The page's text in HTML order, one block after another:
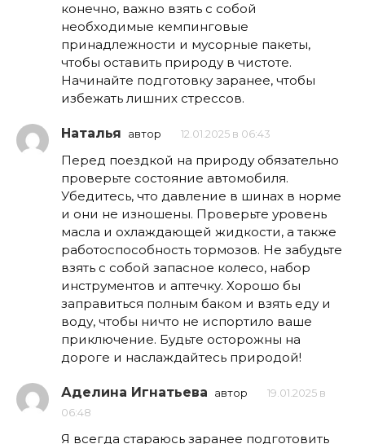
конечно, важно взять с собой
необходимые кемпинговые
принадлежности и мусорные пакеты,
чтобы оставить природу в чистоте.
Начинайте подготовку заранее, чтобы
избежать лишних стрессов.
Наталья автор 12.01.2025 в 06:43
Перед поездкой на природу обязательно
проверьте состояние автомобиля.
Убедитесь, что давление в шинах в норме
и они не изношены. Проверьте уровень
масла и охлаждающей жидкости, а также
работоспособность тормозов. Не забудьте
взять с собой запасное колесо, набор
инструментов и аптечку. Хорошо бы
заправиться полным баком и взять еду и
воду, чтобы ничто не испортило ваше
приключение. Будьте осторожны на
дороге и наслаждайтесь природой!
Аделина Игнатьева автор
19.01.2025 в
06:48
Я всегда стараюсь заранее подготовить